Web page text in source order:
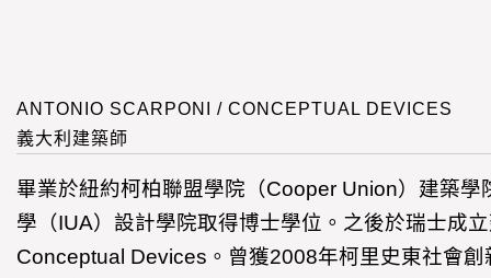
ANTONIO SCARPONI / CONCEPTUAL DEVICES
義大利建築師
畢業於紐約柯柏聯盟學院（Cooper Union）建築學
學（IUA）設計學院取得博士學位。之後於瑞士成
Conceptual Devices。曾獲2008年柯里史東社會創